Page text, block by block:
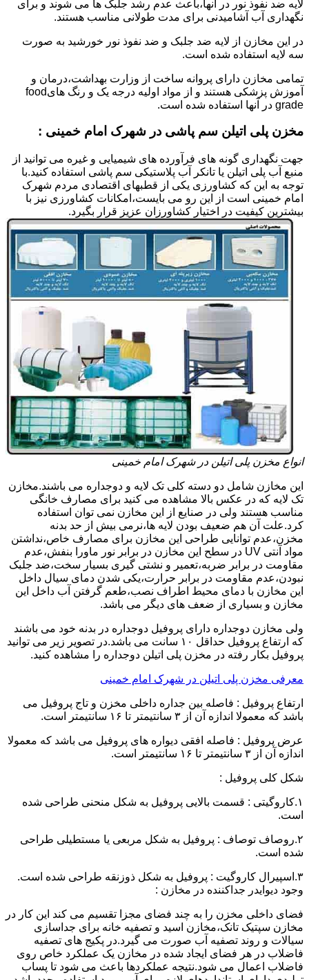
لایه ضد نفوذ نور در آنها،باعث عدم رشد جلبک ها می شوند و برای
نگهداری آب آشامیدنی برای مدت طولانی مناسب هستند.
در این مخازن از لایه ضد جلبک و ضد نفوذ نور خورشید به صورت
سه لایه استفاده شده است.
تمامی مخازن دارای پروانه ساخت از وزارت بهداشت،درمان و
آموزش پزشکی هستند و از مواد اولیه درجه یک و رنگ هایfood
grade در آنها استفاده شده است.
مخزن پلی اتیلن سم پاشی در شهرک امام خمینی :
جهت نگهداری گونه های فرآورده های شیمیایی و غیره می توانید از
منبع آب پلی اتیلن یا تانکر آب پلاستیکی سم پاشی استفاده کنید.با
توجه به این که کشاورزی یکی از قطبهای اقتصادی مردم شهرک
امام خمینی است از این رو می بایست،امکانات کشاورزی نیز با
بیشترین کیفیت در اختیار کشاورزان عزیز قرار بگیرد.
انواع مخزن پلی اتیلن در شهرک امام خمینی
این مخازن شامل دو دسته کلی تک لایه و دوجداره می باشند.مخازن
تک لایه که در عکس بالا مشاهده می کنید برای مصارف خانگی
مناسب هستند ولی در صنایع از این مخازن نمی توان استفاده
کرد.علت آن هم ضعیف بودن لایه ها،نرمی بیش از حد بدنه
مخزن،عدم توانایی طراحی این مخازن برای مصارف خاص،نداشتن
مواد آنتی UV در سطح این مخازن در برابر نور ماورا بنفش،عدم
مقاومت در برابر ضربه،تعمیر و نشتی گیری بسیار سخت،ضد جلبک
نبودن،عدم مقاومت در برابر حرارت،یکی شدن دمای سیال داخل
این مخازن با دمای محیط اطراف نصب،طعم گرفتن آب داخل این
مخازن و بسیاری از ضعف های دیگر می باشد.
ولی مخازن دوجداره دارای پروفیل دوجداره در بدنه خود می باشند
که ارتفاع پروفیل حداقل ۱۰ سانت می باشد.در تصویر زیر می توانید
پروفیل بکار رفته در مخزن پلی اتیلن دوجداره را مشاهده کنید.
معرفی مخزن پلی اتیلن در شهرک امام خمینی
ارتفاع پروفیل : فاصله بین جداره داخلی مخزن و تاج پروفیل می
باشد که معمولا اندازه آن از ۳ سانتیمتر تا ۱۶ سانتیمتر است.
عرض پروفیل : فاصله افقی دیواره های پروفیل می باشد که معمولا
اندازه آن از ۳ سانتیمتر تا ۱۶ سانتیمتر است.
شکل کلی پروفیل :
۱.کاروگیتی : قسمت بالایی پروفیل به شکل منحنی طراحی شده
است.
۲.روصاف توصاف : پروفیل به شکل مربعی یا مستطیلی طراحی
شده است.
۳.اسپیرال کاروگیت : پروفیل به شکل ذوزنقه طراحی شده است.
وجود دیوایدر جداکننده در مخازن :
فضای داخلی مخزن را به چند فضای مجزا تقسیم می کند این کار در
مخازن سپتیک تانک،مخازن اسید و تصفیه خانه برای جداسازی
سیالات و روند تصفیه آب صورت می گیرد.در پکیج های تصفیه
فاضلاب در هر فضای ایجاد شده در مخازن یک عملکرد خاص روی
فاضلاب اعمال می شود.نتیجه عملکردها باعث می شود تا پساب